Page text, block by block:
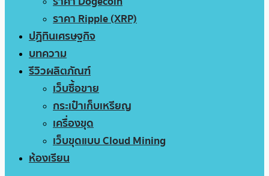
ราคา Ripple (XRP)
ปฏิทินเศรษฐกิจ
บทความ
รีวิวผลิตภัณฑ์
เว็บซื้อขาย
กระเป๋าเก็บเหรียญ
เครื่องขุด
เว็บขุดแบบ Cloud Mining
ห้องเรียน